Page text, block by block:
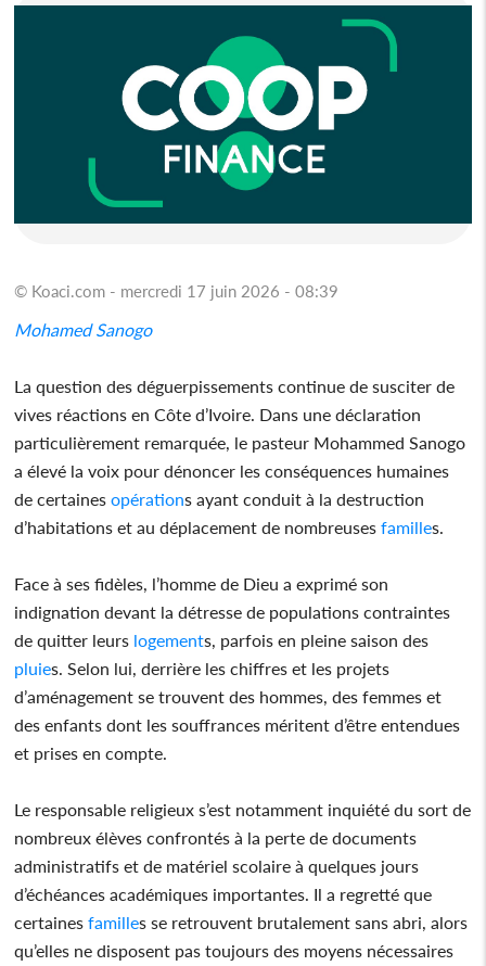
© Koaci.com - mercredi 17 juin 2026 - 08:39
Mohamed Sanogo
La question des déguerpissements continue de susciter de
vives réactions en Côte d’Ivoire. Dans une déclaration
particulièrement remarquée, le pasteur Mohammed Sanogo
a élevé la voix pour dénoncer les conséquences humaines
de certainesopérations ayant conduit à la destruction
d’habitations et au déplacement de nombreusesfamilles.
Face à ses fidèles, l’homme de Dieu a exprimé son
indignation devant la détresse de populations contraintes
de quitter leurs logements, parfois en pleine saison des
pluies. Selon lui, derrière les chiffres et les projets
d’aménagement se trouvent des hommes, des femmes et
des enfants dont les souffrances méritent d’être entendues
et prises en compte.
Le responsable religieux s’est notamment inquiété du sort de
nombreux élèves confrontés à la perte de documents
administratifs et de matériel scolaire à quelques jours
d’échéances académiques importantes. Il a regretté que
certainesfamilles se retrouvent brutalement sans abri, alors
qu’elles ne disposent pas toujours des moyens nécessaires